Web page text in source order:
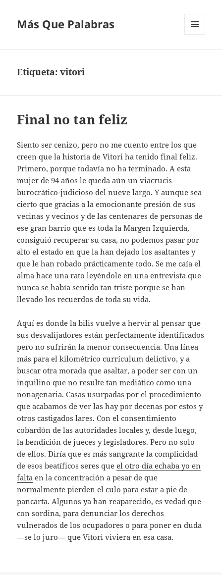
Más Que Palabras
Etiqueta:vitori
Final no tan feliz
Siento ser cenizo, pero no me cuento entre los que
creen que la historia de Vitori ha tenido final feliz.
Primero, porque todavía no ha terminado. A esta
mujer de 94 años le queda aún un viacrucis
burocrático-judicioso del nueve largo. Y aunque sea
cierto que gracias a la emocionante presión de sus
vecinas y vecinos y de las centenares de personas de
ese gran barrio que es toda la Margen Izquierda,
consiguió recuperar su casa, no podemos pasar por
alto el estado en que la han dejado los asaltantes y
que le han robado prácticamente todo. Se me caía el
alma hace una rato leyéndole en una entrevista que
nunca se había sentido tan triste porque se han
llevado los recuerdos de toda su vida.
Aquí es donde la bilis vuelve a hervir al pensar que
sus desvalijadores están perfectamente identificados
pero no sufrirán la menor consecuencia. Una línea
más para el kilométrico currículum delictivo, y a
buscar otra morada que asaltar, a poder ser con un
inquilino que no resulte tan mediático como una
nonagenaria. Casas usurpadas por el procedimiento
que acabamos de ver las hay por decenas por estos y
otros castigados lares. Con el consentimiento
cobardón de las autoridades locales y, desde luego,
la bendición de jueces y legisladores. Pero no solo
de ellos. Diría que es más sangrante la complicidad
de esos beatíficos seres queel otro día echaba yo en
falta en la concentración a pesar de que
normalmente pierden el culo para estar a pie de
pancarta. Algunos ya han reaparecido, es vedad que
con sordina, para denunciar los derechos
vulnerados de los ocupadores o para poner en duda
—se lo juro— que Vitori viviera en esa casa.